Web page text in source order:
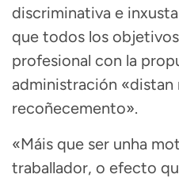
discriminativa e
que todos los
profesional con la
administración
recoñecemento».
«Máis que ser unha
traballador, o efecto